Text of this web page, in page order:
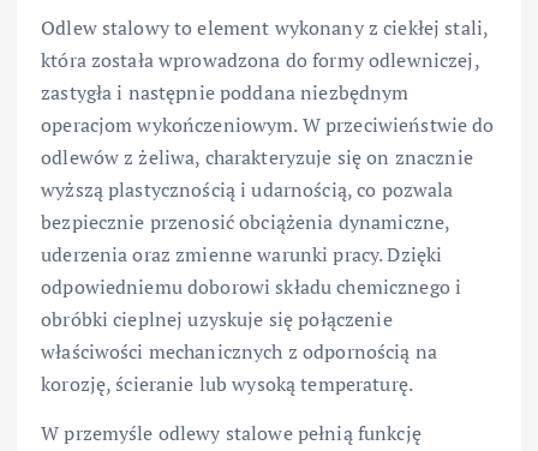
Odlew stalowy to element wykonany z ciekłej stali,
która została wprowadzona do formy odlewniczej,
zastygła i następnie poddana niezbędnym
operacjom wykończeniowym. W przeciwieństwie do
odlewów z żeliwa, charakteryzuje się on znacznie
wyższą plastycznością i udarnością, co pozwala
bezpiecznie przenosić obciążenia dynamiczne,
uderzenia oraz zmienne warunki pracy. Dzięki
odpowiedniemu doborowi składu chemicznego i
obróbki cieplnej uzyskuje się połączenie
właściwości mechanicznych z odpornością na
korozję, ścieranie lub wysoką temperaturę.
W przemyśle odlewy stalowe pełnią funkcję